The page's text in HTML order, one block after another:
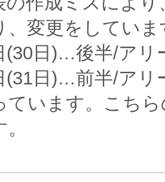
、変更をしていま
日)…後半/アリ
日)…前半/アリ
ています。こち